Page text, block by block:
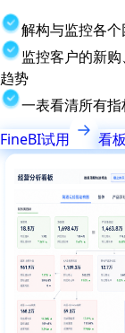
解构与监控各
监控客户的新
趋势
一表看清所有
FineBI试用
看